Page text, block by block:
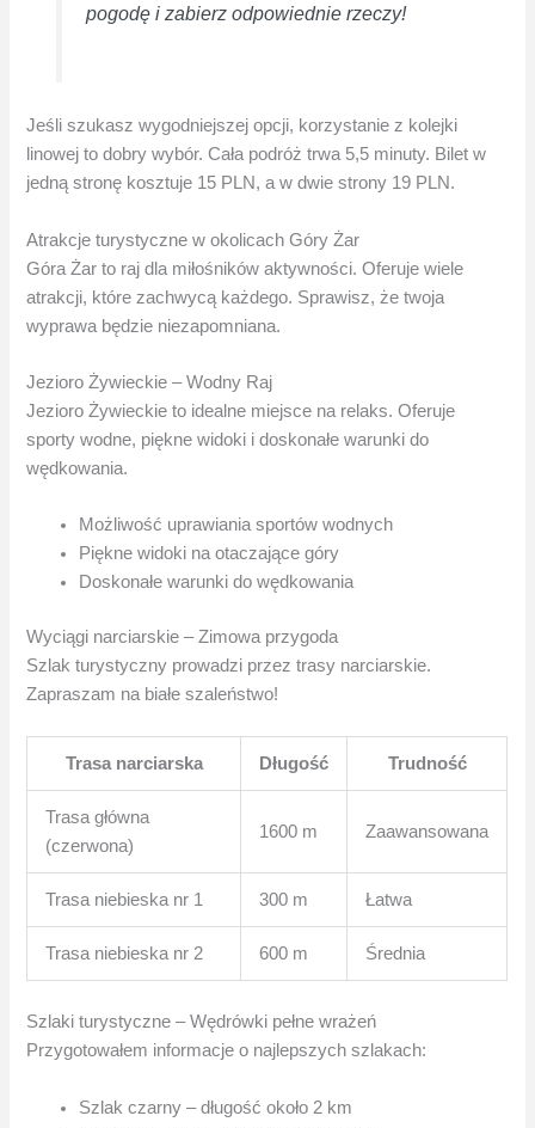
pogodę i zabierz odpowiednie rzeczy!
Jeśli szukasz wygodniejszej opcji, korzystanie z kolejki
linowej to dobry wybór. Cała podróż trwa 5,5 minuty. Bilet w
jedną stronę kosztuje 15 PLN, a w dwie strony 19 PLN.
Atrakcje turystyczne w okolicach Góry Żar
Góra Żar to raj dla miłośników aktywności. Oferuje wiele
atrakcji, które zachwycą każdego. Sprawisz, że twoja
wyprawa będzie niezapomniana.
Jezioro Żywieckie – Wodny Raj
Jezioro Żywieckie to idealne miejsce na relaks. Oferuje
sporty wodne, piękne widoki i doskonałe warunki do
wędkowania.
Możliwość uprawiania sportów wodnych
Piękne widoki na otaczające góry
Doskonałe warunki do wędkowania
Wyciągi narciarskie – Zimowa przygoda
Szlak turystyczny prowadzi przez trasy narciarskie.
Zapraszam na białe szaleństwo!
Trasa narciarska Długość Trudność
Trasa główna
(czerwona)
1600 m Zaawansowana
Trasa niebieska nr 1 300 m Łatwa
Trasa niebieska nr 2 600 m Średnia
Szlaki turystyczne – Wędrówki pełne wrażeń
Przygotowałem informacje o najlepszych szlakach:
Szlak czarny – długość około 2 km